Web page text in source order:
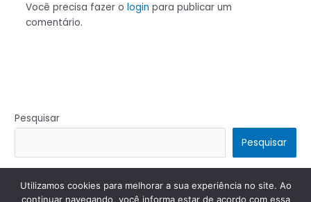
Você precisa fazer o login para publicar um
comentário.
Pesquisar
Pesquisar
Copyright © 2026 | Powered by Tema Astra para WordPress
Utilizamos cookies para melhorar a sua experiência no site. Ao
continuar navegando, você informa estar de acordo com essa